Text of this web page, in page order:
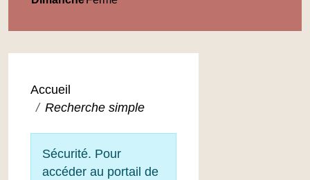
Accueil
Recherche simple
Sécurité. Pour
accéder au portail de